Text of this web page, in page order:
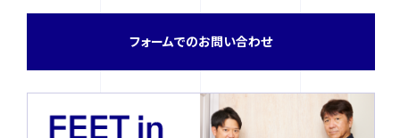
フォームでのお問い合わせ